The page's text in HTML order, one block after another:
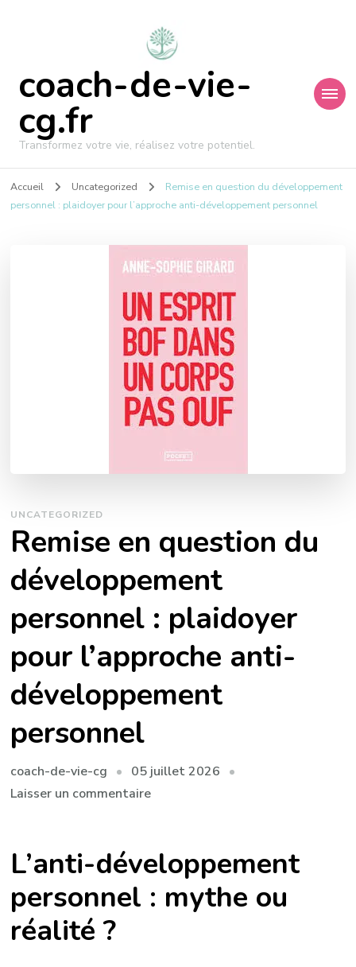
coach-de-vie-
cg.fr
Transformez votre vie, réalisez votre potentiel.
Accueil Uncategorized
Remise en question du développement
personnel : plaidoyer pour l’approche anti-développement personnel
UNCATEGORIZED
Remise en question du
développement
personnel : plaidoyer
pour l’approche anti-
développement
personnel
coach-de-vie-cg
05 juillet 2026
Laisser un commentairesur
question
du
développement
L’anti-développement
personnel : mythe ou
réalité ?